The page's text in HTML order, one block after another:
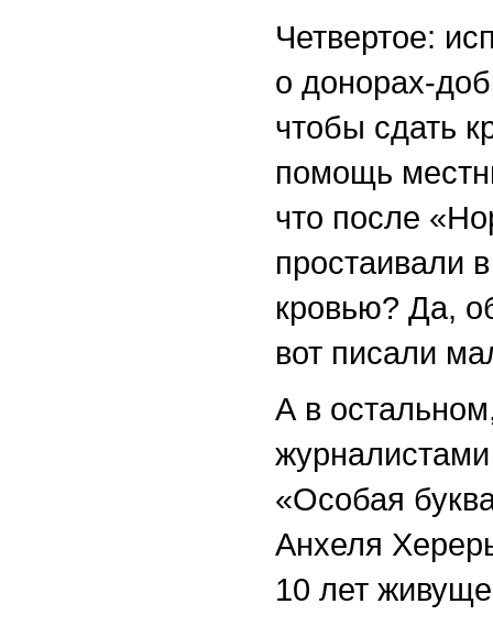
Четвертое:
о донорах-
чтобы сдать
помощь
что после
простаивали
кровью? Да,
вот писали
А в
«Особая
Анхеля
10 лет